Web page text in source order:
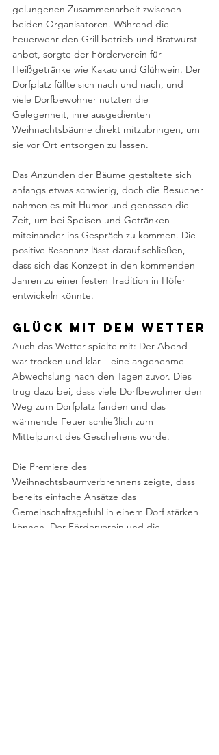
gelungenen Zusammenarbeit zwischen
beiden Organisatoren. Während die
Feuerwehr den Grill betrieb und Bratwurst
anbot, sorgte der Förderverein für
Heißgetränke wie Kakao und Glühwein. Der
Dorfplatz füllte sich nach und nach, und
viele Dorfbewohner nutzten die
Gelegenheit, ihre ausgedienten
Weihnachtsbäume direkt mitzubringen, um
sie vor Ort entsorgen zu lassen.
Das Anzünden der Bäume gestaltete sich
anfangs etwas schwierig, doch die Besucher
nahmen es mit Humor und genossen die
Zeit, um bei Speisen und Getränken
miteinander ins Gespräch zu kommen. Die
positive Resonanz lässt darauf schließen,
dass sich das Konzept in den kommenden
Jahren zu einer festen Tradition in Höfer
entwickeln könnte.
Glück mit dem Wetter
Auch das Wetter spielte mit: Der Abend
war trocken und klar – eine angenehme
Abwechslung nach den Tagen zuvor. Dies
trug dazu bei, dass viele Dorfbewohner den
Weg zum Dorfplatz fanden und das
wärmende Feuer schließlich zum
Mittelpunkt des Geschehens wurde.
Die Premiere des
Weihnachtsbaumverbrennens zeigte, dass
bereits einfache Ansätze das
Gemeinschaftsgefühl in einem Dorf stärken
können. Der Förderverein und die